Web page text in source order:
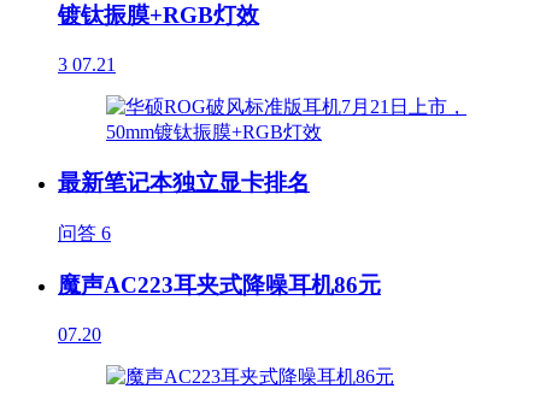
镀钛振膜+RGB灯效
3 07.21
最新笔记本独立显卡排名
问答 6
魔声AC223耳夹式降噪耳机86元
07.20